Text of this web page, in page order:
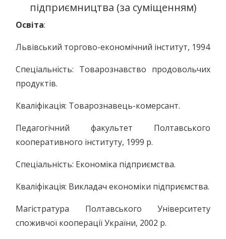
підприємництва (за суміщенням)
Освіта:
Львівський торгово-економічний інститут, 1994
Спеціальність: Товарознавство продовольчих
продуктів.
Кваліфікація: Товарознавець-комерсант.
Педагогічний факультет Полтавського
кооперативного інституту, 1999 р.
Спеціальність: Економіка підприємства.
Кваліфікація: Викладач економіки підприємства.
Магістратура Полтавського Університету
споживчої кооперації України, 2002 р.